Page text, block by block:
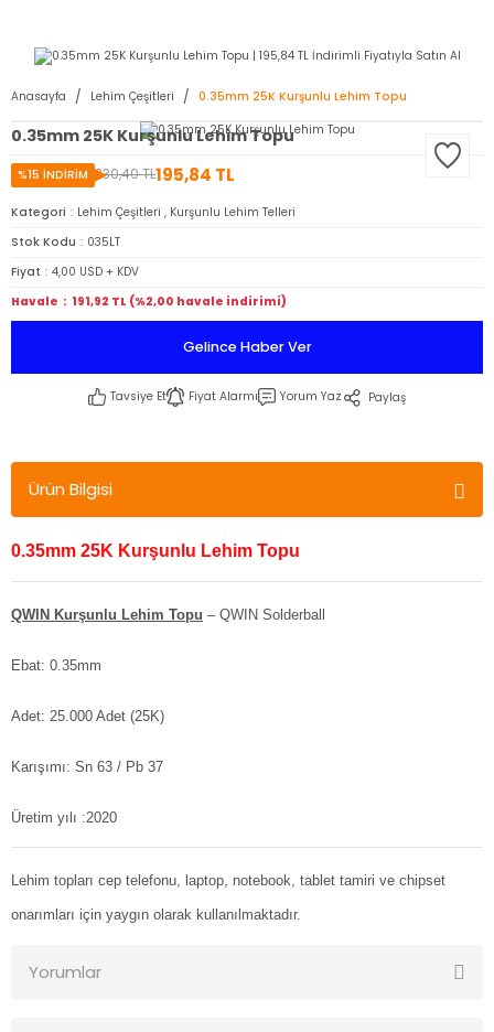
Anasayfa Lehim Çeşitleri 0.35mm 25K Kurşunlu Lehim Topu
0.35mm 25K Kurşunlu Lehim Topu
230,40 TL195,84 TL
%15 İNDİRİM
Kategori Lehim Çeşitleri , Kurşunlu Lehim Telleri
Stok Kodu
035LT
Fiyat
4,00 USD + KDV
Havale
191,92 TL (%2,00 havale indirimi)
Gelince Haber Ver
Tavsiye Et Fiyat Alarmı Yorum Yaz Paylaş
Ürün Bilgisi
0.35mm 25K Kurşunlu Lehim Topu
QWIN Kurşunlu Lehim Topu – QWIN Solderball
Ebat: 0.35mm
Adet: 25.000 Adet (25K)
Karışımı: Sn 63 / Pb 37
Üretim yılı :2020
Lehim topları cep telefonu, laptop, notebook, tablet tamiri ve chipset
onarımları için yaygın olarak kullanılmaktadır.
Yorumlar